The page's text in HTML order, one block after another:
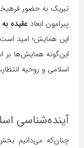
تبریک به حضور
پیرامون ابعاد عقیده
این همایش؛ امید
این‌گونه همایش‌ها بر
اسلامی و روحیه
آینده‌شناسی
چنان‌که می‌دانیم